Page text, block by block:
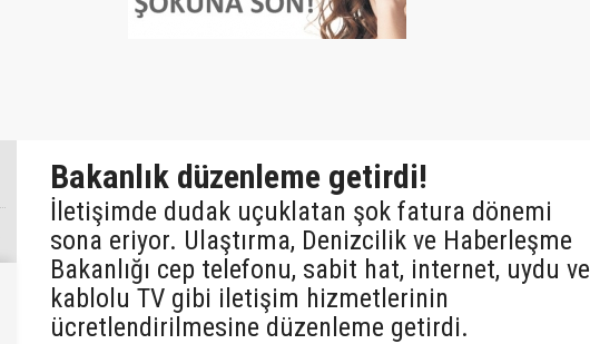
Bakanlık düzenleme getirdi!
İletişimde dudak uçuklatan şok fatura dönemi
sona eriyor. Ulaştırma, Denizcilik ve Haberleşme
Bakanlığı cep telefonu, sabit hat, internet, uydu ve
kablolu TV gibi iletişim hizmetlerinin
ücretlendirilmesine düzenleme getirdi.